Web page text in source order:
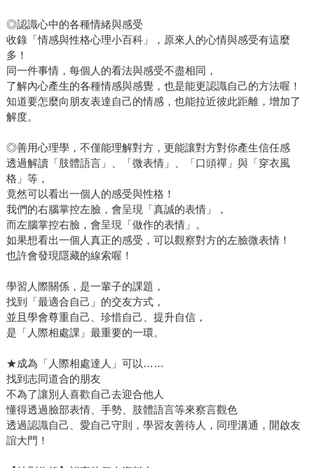
◎認識心中的各種情緒與感受
收錄「情感與性格心理小百科」，原來人的心情與感受有這麼
多！
同一件事情，每個人的看法與感受不盡相同，
了解內心產生的各種情感與感覺，也是能更認識自己的方法喔！
知道要怎麼向朋友表達自己的情感，也能拉近彼此距離，增加了
解度。
◎善用心理學，不僅能理解對方，更能讓對方對你產生信任感
透過解讀「肢體語言」、「微表情」、「口頭禪」與「穿衣風
格」等，
竟然可以看出一個人的感受與性格！
我們的右腦掌控左臉，會呈現「真誠的表情」，
而左腦掌控右臉，會呈現「做作的表情」。
如果想看出一個人真正的感受，可以觀察對方的左臉微表情！
也許會發現隱藏的線索喔！
學習人際關係，是一輩子的課題，
找到「最適合自己」的交友方式，
並且學會尊重自己、珍惜自己、提升自信，
是「人際相處課」最重要的一環。
★成為「人際相處達人」可以……
找到志同道合的朋友
不為了讓別人喜歡自己去迎合他人
懂得透過臉部表情、手勢、肢體語言等來察言觀色
透過認識自己、愛自己守則，學習友善待人，同理溝通，開啟友
誼大門！